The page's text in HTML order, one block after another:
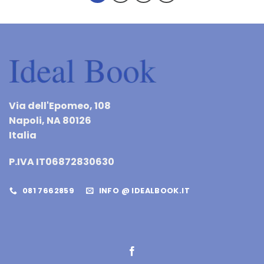
Via dell'Epomeo, 108
Napoli, NA 80126
Italia
P.IVA IT06872830630
081 7662859 INFO @ IDEALBOOK.IT